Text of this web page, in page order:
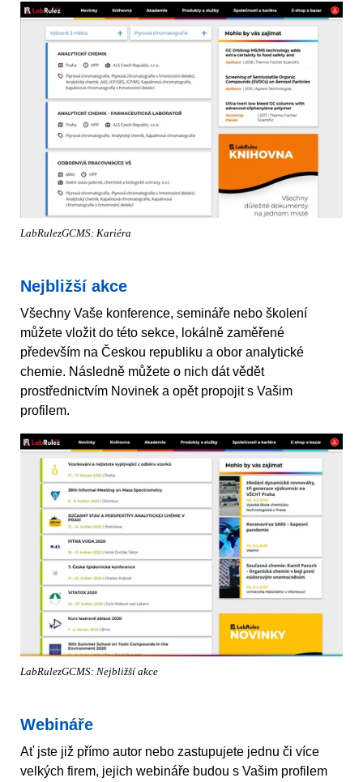
LabRulezGCMS: Kariéra
Nejbližší akce
Všechny Vaše konference, semináře nebo školení
můžete vložit do této sekce, lokálně zaměřené
především na Českou republiku a obor analytické
chemie. Následně můžete o nich dát vědět
prostřednictvím Novinek a opět propojit s Vašim
profilem.
LabRulezGCMS: Nejbližší akce
Webináře
Ať jste již přímo autor nebo zastupujete jednu či více
velkých firem, jejich webináře budou s Vašim profilem